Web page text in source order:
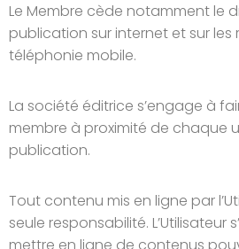
Le Membre cède notamment le
publication sur internet et sur les
téléphonie mobile.
La société éditrice s’engage à
membre à proximité de chaque
publication.
Tout contenu mis en ligne par
seule responsabilité. L’Utilisateur